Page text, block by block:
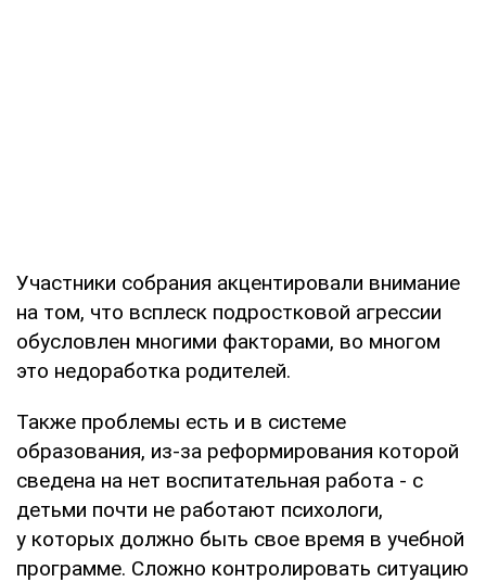
Участники собрания акцентировали внимание
на том, что всплеск подростковой агрессии
обусловлен многими факторами, во многом
это недоработка родителей.
Также проблемы есть и в системе
образования, из-за реформирования которой
сведена на нет воспитательная работа - с
детьми почти не работают психологи,
у которых должно быть свое время в учебной
программе. Сложно контролировать ситуацию